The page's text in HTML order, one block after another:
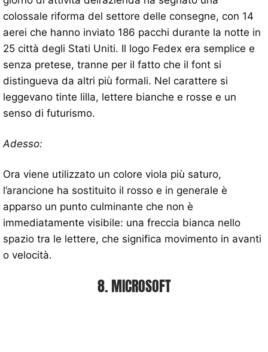
colossale riforma del settore delle consegne, con 14
aerei che hanno inviato 186 pacchi durante la notte in
25 città degli Stati Uniti. Il logo Fedex era semplice e
senza pretese, tranne per il fatto che il font si
distingueva da altri più formali. Nel carattere si
leggevano tinte lilla, lettere bianche e rosse e un
senso di futurismo.
Adesso:
Ora viene utilizzato un colore viola più saturo,
l’arancione ha sostituito il rosso e in generale è
apparso un punto culminante che non è
immediatamente visibile: una freccia bianca nello
spazio tra le lettere, che significa movimento in avanti
o velocità.
8. MICROSOFT